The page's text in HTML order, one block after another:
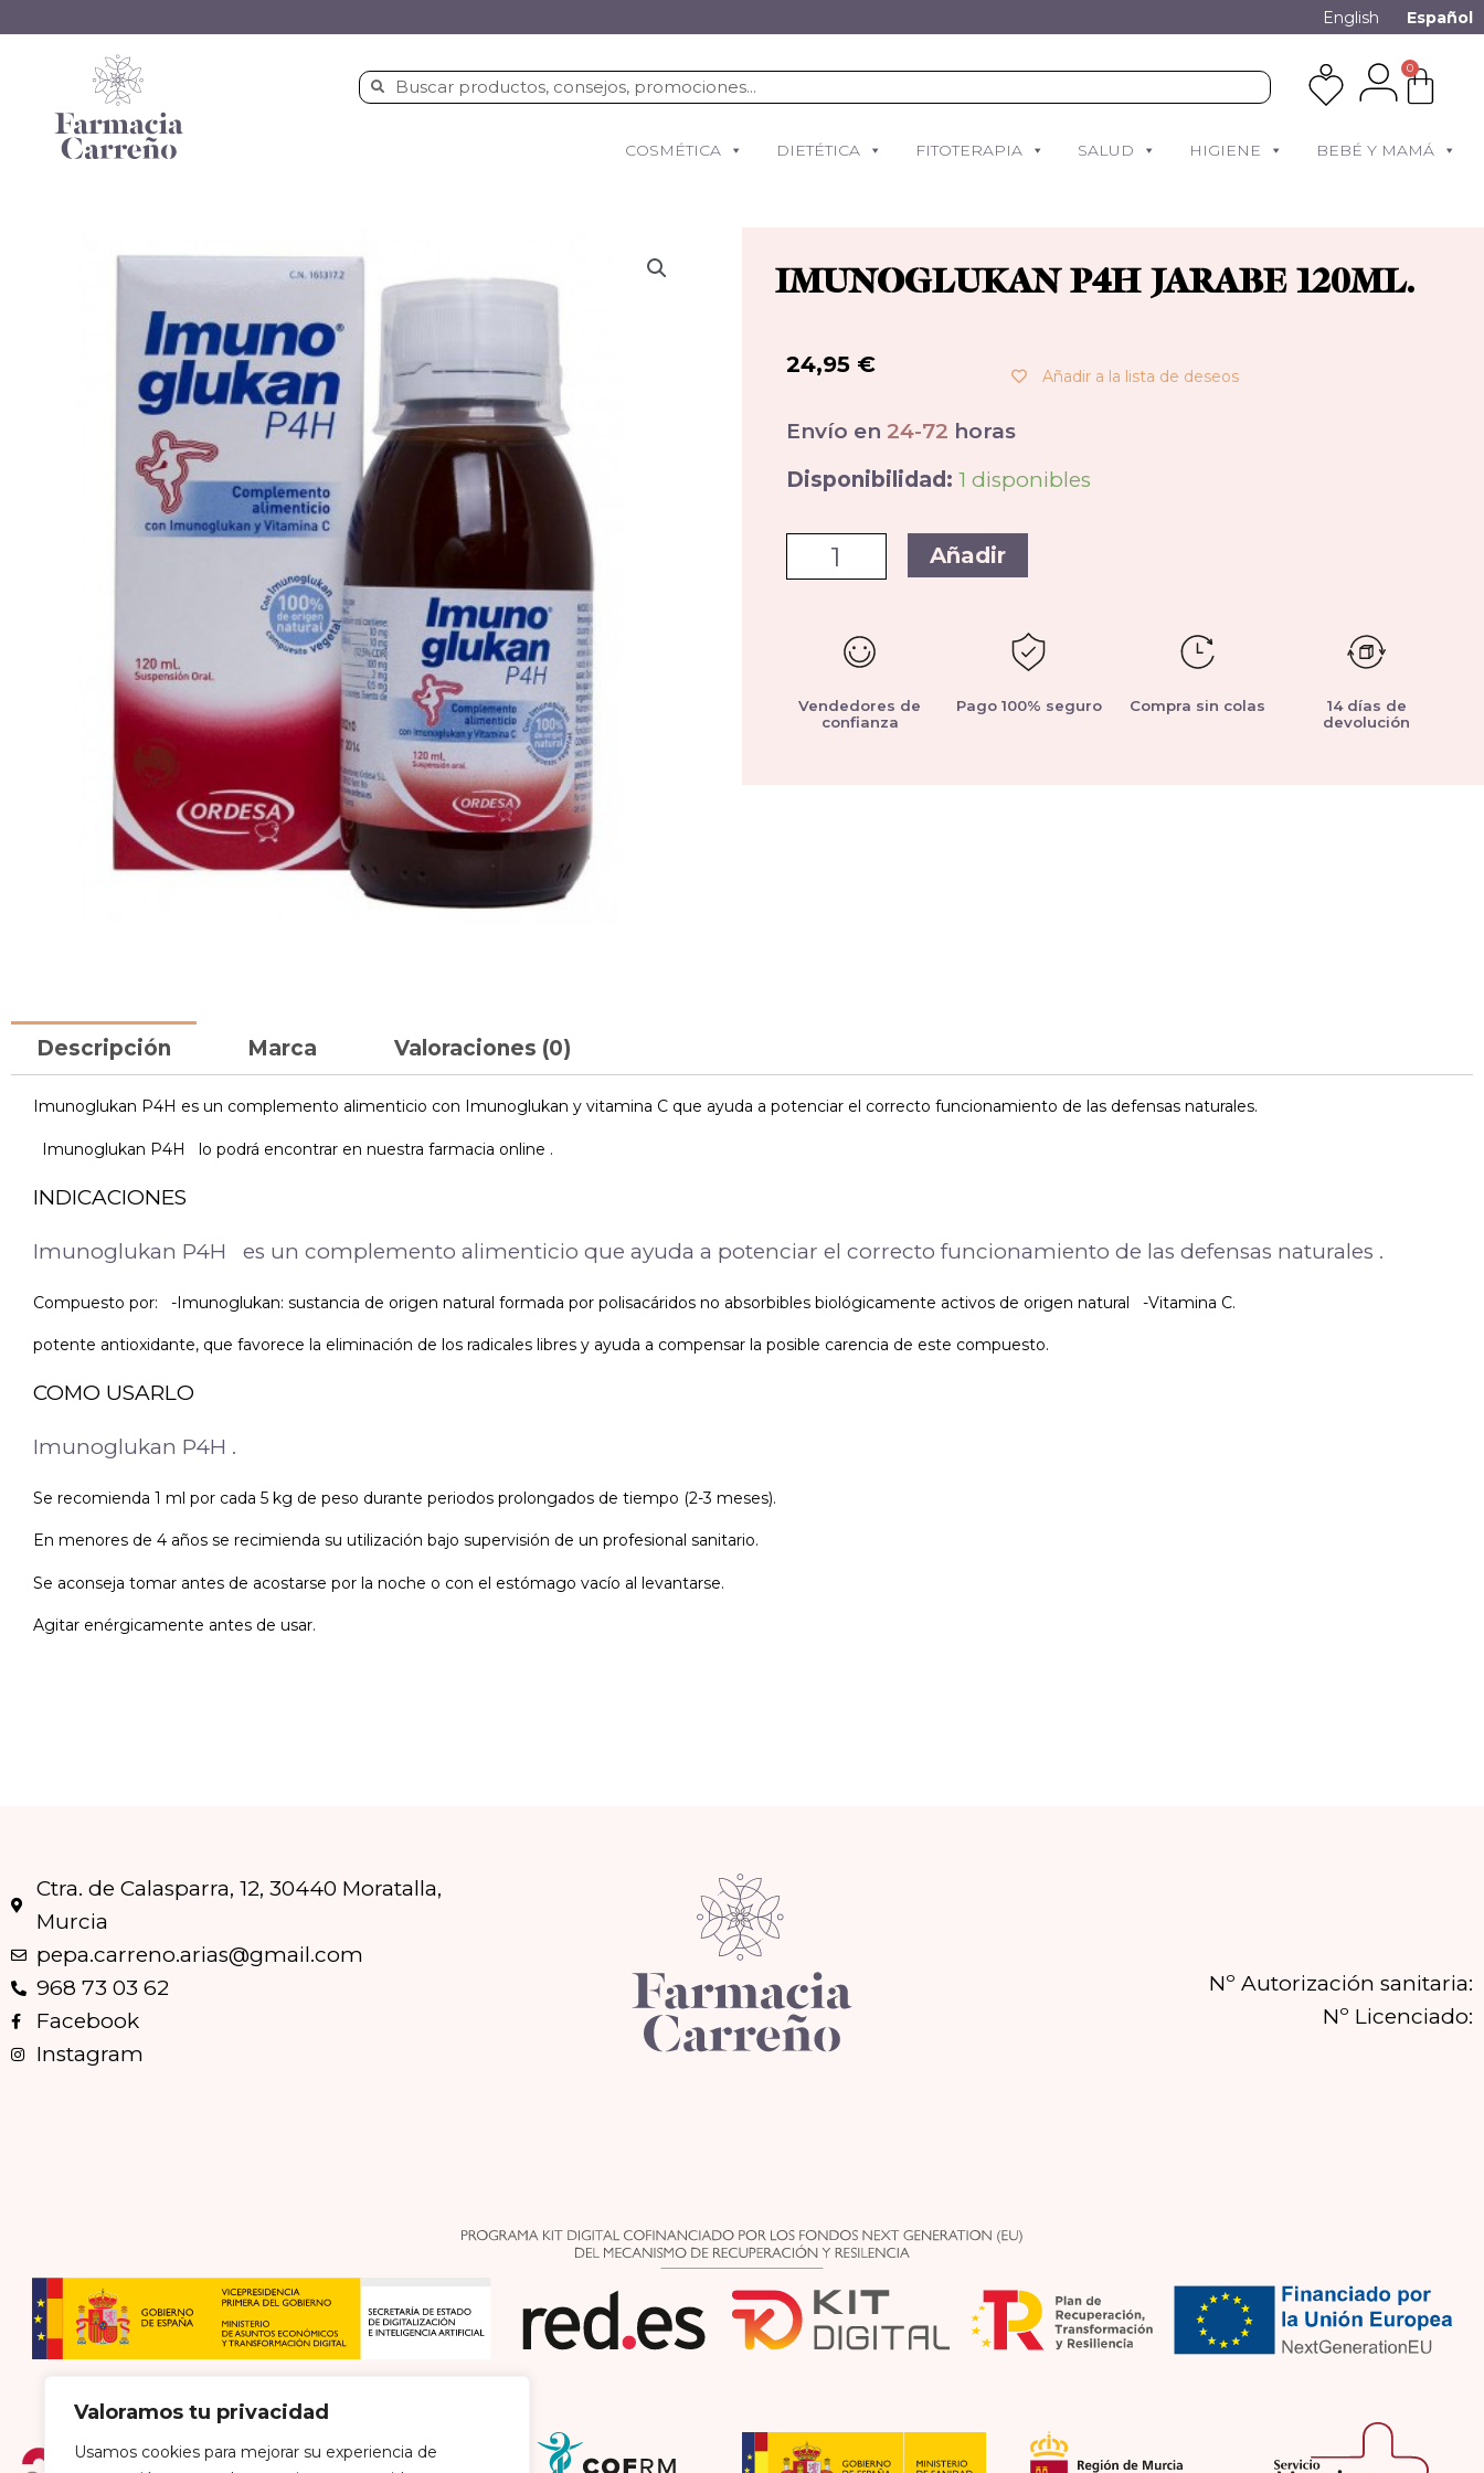
Valoramos tu privacidad
Usamos cookies para mejorar su experiencia de
English Español
0
COSMÉTICA DIETÉTICA FITOTERAPIA SALUD HIGIENE BEBÉ Y MAMÁ
IMUNOGLUKAN P4H JARABE 120ML.
24,95 € Añadir a la lista de deseos
Envío en 24-72 horas
Disponibilidad: 1 disponibles
Añadir
Vendedores de
confianza
Pago 100% seguro Compra sin colas
14 días de
devolución
Descripción Marca Valoraciones (0)
Imunoglukan P4H es un complemento alimenticio con Imunoglukan y vitamina C que ayuda a potenciar el correcto funcionamiento de las defensas naturales.
Imunoglukan P4H lo podrá encontrar en nuestra farmacia online .
INDICACIONES
Imunoglukan P4H es un complemento alimenticio que ayuda a potenciar el correcto funcionamiento de las defensas naturales .
Compuesto por: -Imunoglukan: sustancia de origen natural formada por polisacáridos no absorbibles biológicamente activos de origen natural -Vitamina C.
potente antioxidante, que favorece la eliminación de los radicales libres y ayuda a compensar la posible carencia de este compuesto.
COMO USARLO
Imunoglukan P4H .
Se recomienda 1 ml por cada 5 kg de peso durante periodos prolongados de tiempo (2-3 meses).
En menores de 4 años se recimienda su utilización bajo supervisión de un profesional sanitario.
Se aconseja tomar antes de acostarse por la noche o con el estómago vacío al levantarse.
Agitar enérgicamente antes de usar.
Ctra. de Calasparra, 12, 30440 Moratalla,
Murcia
pepa.carreno.arias@gmail.com
968 73 03 62
Facebook
Instagram
Nº Autorización sanitaria:
Nº Licenciado: